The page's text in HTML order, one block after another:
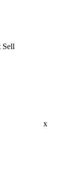
Sell
x